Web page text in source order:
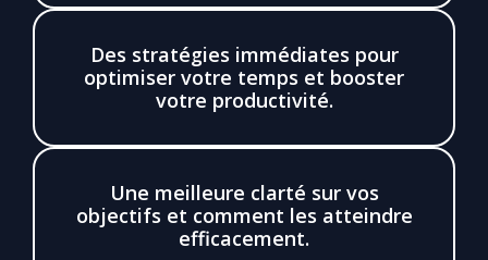
Des stratégies immédiates pour
optimiser votre temps et booster
votre productivité.
Une meilleure clarté sur vos
objectifs et comment les atteindre
efficacement.